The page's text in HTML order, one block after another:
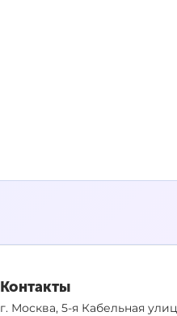
Контакты
г. Москва, 5-я Кабельная